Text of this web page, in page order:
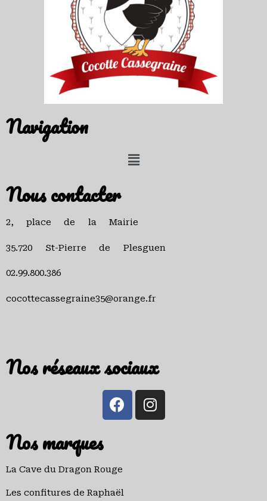
Navigation
Nous contacter
2, place de la Mairie
35.720 St-Pierre de Plesguen
02.99.800.386
cocottecassegraine35@orange.fr
Nos réseaux sociaux
Nos marques
La Cave du Dragon Rouge
Les confitures de Raphaël